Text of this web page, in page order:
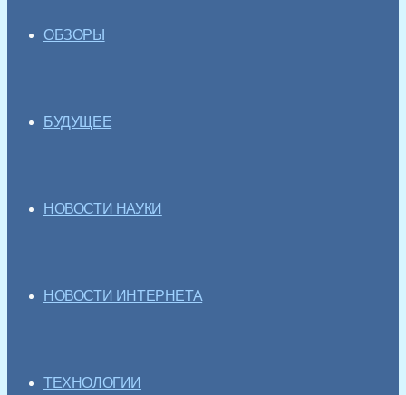
ОБЗОРЫ
БУДУЩЕЕ
НОВОСТИ НАУКИ
НОВОСТИ ИНТЕРНЕТА
ТЕХНОЛОГИИ